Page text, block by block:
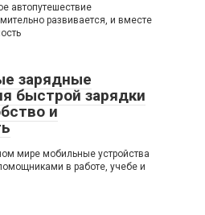
автопутешествие
развивается, и вместе
зарядные
быстрой зарядки
и
мире мобильные устройства
в работе, учебе и